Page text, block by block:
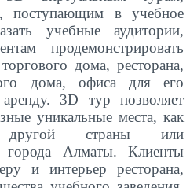
поступающим в учебное
учебные аудитории,
продемонстрировать
дома, ресторана,
дома, офиса для его
3D тур позволяет
уникальные места, как
страны или
города Алматы. Клиенты
и интерьер ресторана,